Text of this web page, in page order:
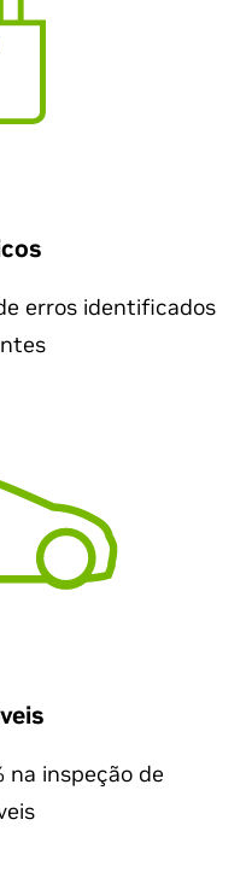
erros identificados
na inspeção de